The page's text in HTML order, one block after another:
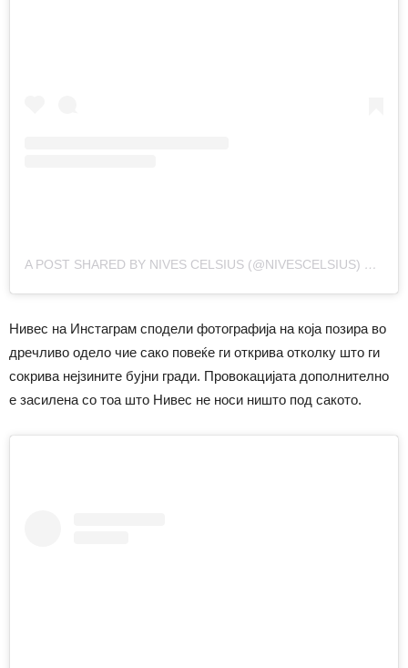
A POST SHARED BY NIVES CELSIUS (@NIVESCELSIUS)
Нивес на Инстаграм сподели фотографија на која позира во
дречливо одело чие сако повеќе ги открива отколку што ги
сокрива нејзините бујни гради. Провокацијата дополнително
е засилена со тоа што Нивес не носи ништо под сакото.